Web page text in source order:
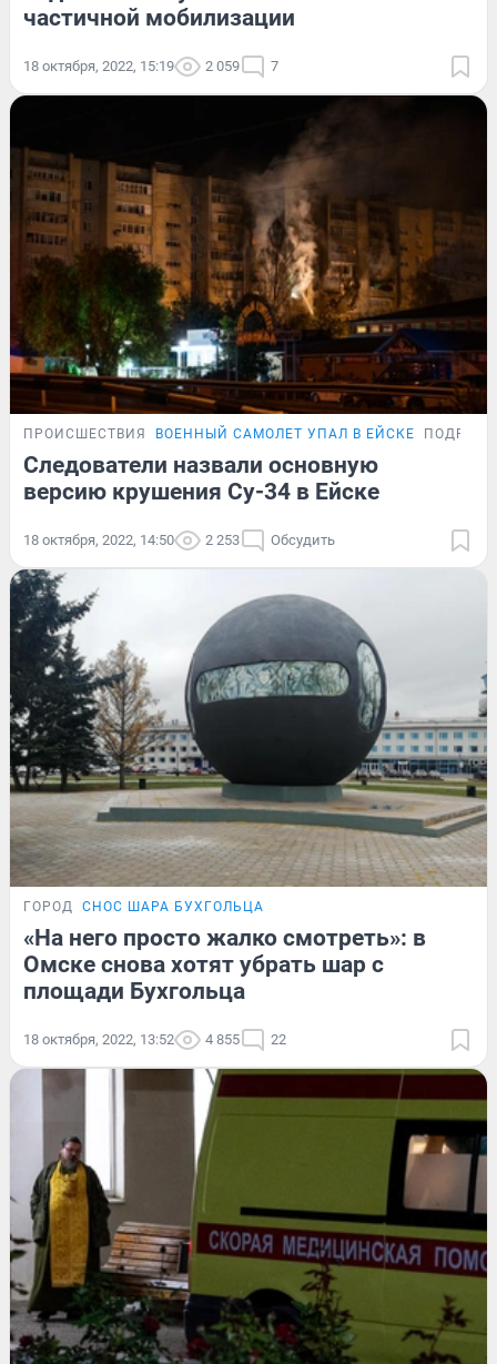
частичной мобилизации
18 октября, 2022, 15:19 2 059 7
ПРОИСШЕСТВИЯ ВОЕННЫЙ САМОЛЕТ УПАЛ В ЕЙСКЕ
Следователи назвали основную
версию крушения Су-34 в Ейске
18 октября, 2022, 14:50 2 253 Обсудить
ГОРОД СНОС ШАРА БУХГОЛЬЦА
«На него просто жалко смотреть»: в
Омске снова хотят убрать шар с
площади Бухгольца
18 октября, 2022, 13:52 4 855 22